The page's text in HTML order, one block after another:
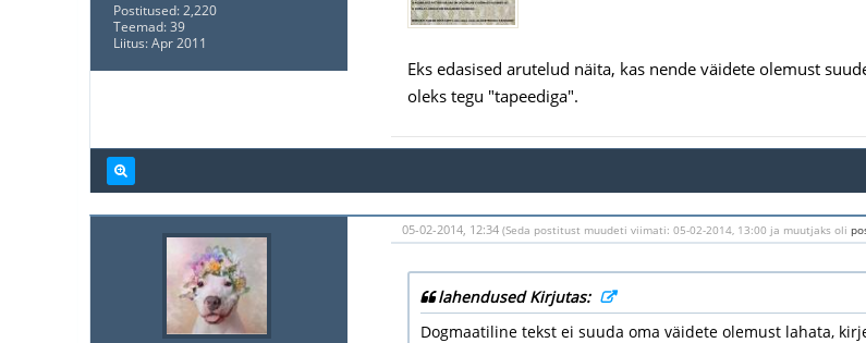
Postitused: 2,220
Teemad: 39
Liitus: Apr 2011
Eks edasised arutelud näita, kas nende väidete olemust
oleks tegu "tapeediga".
05-02-2014, 12:34 (Seda postitust muudeti viimati: 05-02-2014, 13:00 ja muutjaks oli
lahendused Kirjutas:
Dogmaatiline tekst ei suuda oma väidete olemust lahata,